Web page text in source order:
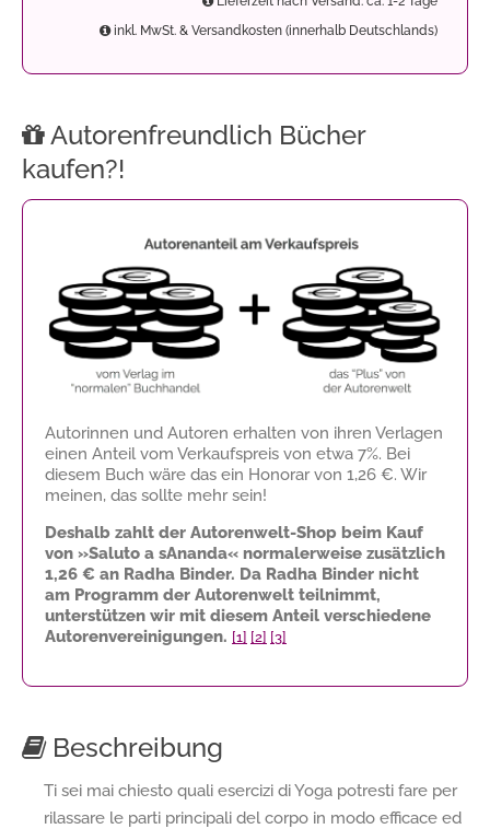
inkl. MwSt. & Versandkosten (innerhalb Deutschlands)
Autorenfreundlich Bücher
kaufen?!
Autorinnen und Autoren erhalten von ihren Verlagen
einen Anteil vom Verkaufspreis von etwa 7%. Bei
diesem Buch wäre das ein Honorar von 1,26 €. Wir
meinen, das sollte mehr sein!
Deshalb zahlt der Autorenwelt-Shop beim Kauf
von »Saluto a sAnanda« normalerweise zusätzlich
1,26 € an Radha Binder. Da Radha Binder nicht
am Programm der Autorenwelt teilnimmt,
unterstützen wir mit diesem Anteil verschiedene
Autorenvereinigungen. [1] [2] [3]
Beschreibung
Ti sei mai chiesto quali esercizi di Yoga potresti fare per
rilassare le parti principali del corpo in modo efficace ed